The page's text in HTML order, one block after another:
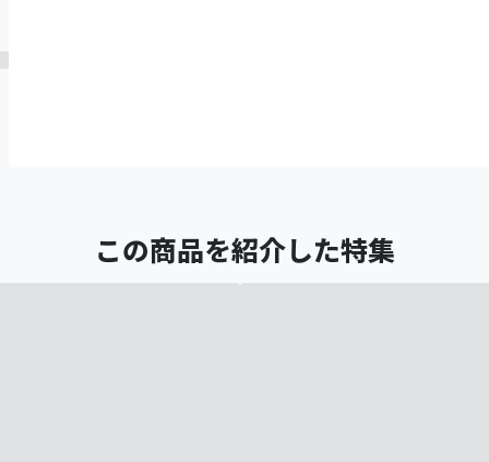
この商品を紹介した特集